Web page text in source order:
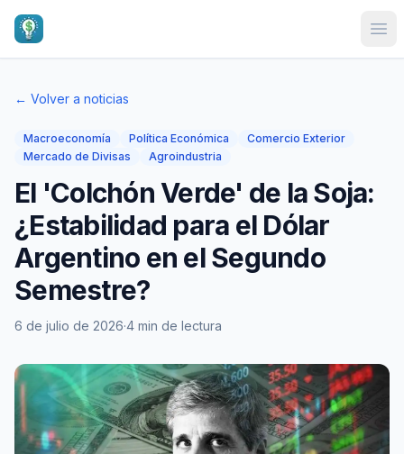
← Volver a noticias
Macroeconomía Política Económica
Comercio Exterior
Mercado de Divisas
Agroindustria
El 'Colchón Verde' de la Soja:
¿Estabilidad para el Dólar
Argentino en el Segundo
Semestre?
6 de julio de 2026·4 min de lectura